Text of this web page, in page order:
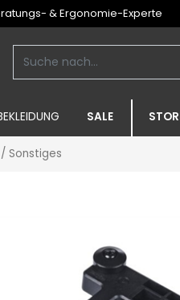
& Ergonomie-Experte
SALE
Sonstiges